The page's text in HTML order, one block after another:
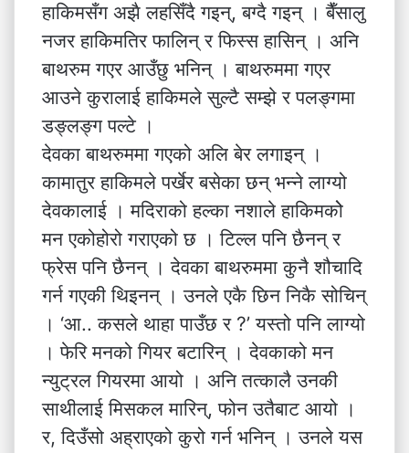
हाकिमसँग अझै लहसिँदै गइन्, बग्दै गइन् । बैँसालु
नजर हाकिमतिर फालिन् र फिस्स हासिन् । अनि
बाथरुम गएर आउँछु भनिन् । बाथरुममा गएर
आउने कुरालाई हाकिमले सुल्टै सम्झे र पलङ्गमा
डङ्लङ्ग पल्टे ।
देवका बाथरुममा गएको अलि बेर लगाइन् ।
कामातुर हाकिमले पर्खेर बसेका छन् भन्ने लाग्यो
देवकालाई । मदिराको हल्का नशाले हाकिमकोे
मन एकोहोरो गराएको छ । टिल्ल पनि छैनन् र
फ्रेस पनि छैनन् । देवका बाथरुममा कुनै शौचादि
गर्न गएकी थिइनन् । उनले एकै छिन निकै सोचिन्
। ‘आ.. कसले थाहा पाउँछ र ?’ यस्तो पनि लाग्यो
। फेरि मनको गियर बटारिन् । देवकाको मन
न्युट्रल गियरमा आयो । अनि तत्कालै उनकी
साथीलाई मिसकल मारिन्, फोन उतैबाट आयो ।
र, दिउँसो अह्राएको कुरो गर्न भनिन् । उनले यस